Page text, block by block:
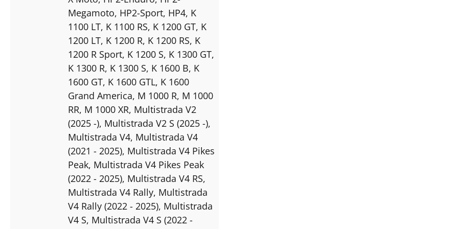
Megamoto, HP2-Sport, HP4, K
1100 LT, K 1100 RS, K 1200 GT, K
1200 LT, K 1200 R, K 1200 RS, K
1200 R Sport, K 1200 S, K 1300 GT,
K 1300 R, K 1300 S, K 1600 B, K
1600 GT, K 1600 GTL, K 1600
Grand America, M 1000 R, M 1000
RR, M 1000 XR, Multistrada V2
(2025 -), Multistrada V2 S (2025 -),
Multistrada V4, Multistrada V4
(2021 - 2025), Multistrada V4 Pikes
Peak, Multistrada V4 Pikes Peak
(2022 - 2025), Multistrada V4 RS,
Multistrada V4 Rally, Multistrada
V4 Rally (2022 - 2025), Multistrada
V4 S, Multistrada V4 S (2022 -